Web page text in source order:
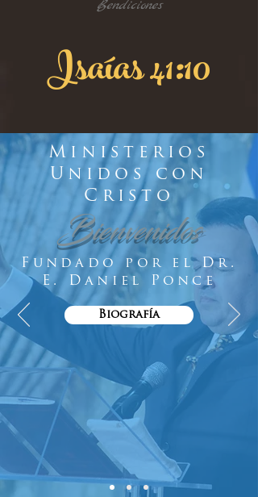
Ministerios
Unidos con
Cristo
Bienvenidos
Fundado por el Dr.
E. Daniel Ponce
Biografía
Bendiciones
Isaías 41:10